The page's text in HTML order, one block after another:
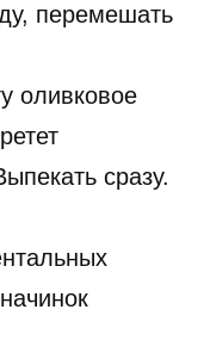
перемешать
оливковое
сразу.